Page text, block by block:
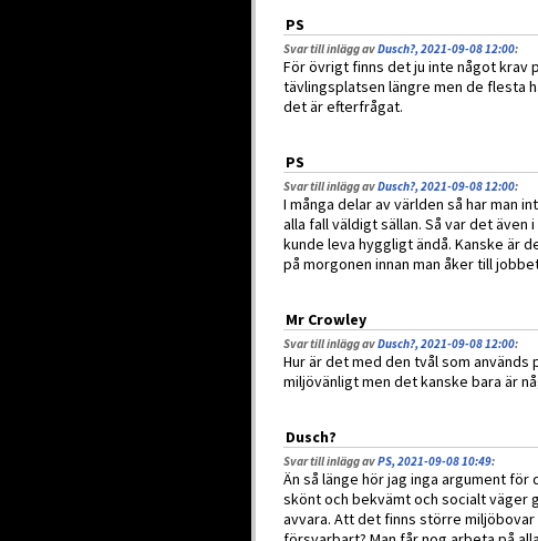
PS
Svar till inlägg avDusch?, 2021-09-08 12:00:
För övrigt finns det ju inte något krav
tävlingsplatsen längre men de flesta
det är efterfrågat.
PS
Svar till inlägg avDusch?, 2021-09-08 12:00:
I många delar av världen så har man
alla fall väldigt sällan. Så var det
kunde leva hyggligt ändå. Kanske är
på morgonen innan man åker till
Mr Crowley
Svar till inlägg avDusch?, 2021-09-08 12:00:
Hur är det med den tvål som
miljövänligt men det kanske bara är
Dusch?
Svar till inlägg avPS, 2021-09-08 10:49:
Än så länge hör jag inga argument
skönt och bekvämt och socialt väger
avvara. Att det finns större